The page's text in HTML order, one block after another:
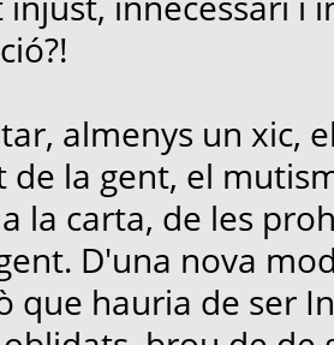
almenys un xic,
de la gent, el
la carta, de les
D'una nova
que hauria de ser